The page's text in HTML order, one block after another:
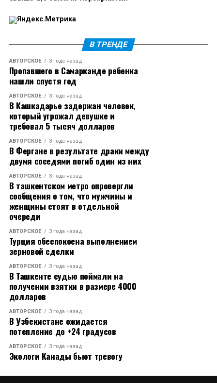
другой девушкой. Уже в ноябре он впервые вышел в
свет с Кабак. Бывшая жена Родригеза эмоционально
В ТРЕНДЕ
АВТОРСКОЕ 3 года назад
Пропавшего в Самарканде ребенка
нашли спустя год
АВТОРСКОЕ 3 года назад
В Кашкадарье задержан человек,
который угрожал девушке и
требовал 5 тысяч долларов
АВТОРСКОЕ 3 года назад
В Фергане в результате драки между
двумя соседями погиб один из них
АВТОРСКОЕ 3 года назад
В ташкентском метро опровергли
сообщения о том, что мужчины и
женщины стоят в отдельной
очереди
АВТОРСКОЕ 3 года назад
Турция обеспокоена выполнением
зерновой сделки
АВТОРСКОЕ 3 года назад
В Ташкенте судью поймали на
получении взятки в размере 4000
долларов
АВТОРСКОЕ 3 года назад
В Узбекистане ожидается
потепление до +24 градусов
АВТОРСКОЕ 3 года назад
Экологи Канады бьют тревогу